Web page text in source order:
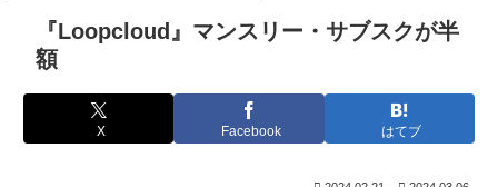
『Loopcloud』マンスリー・サブスクが半
額
X Facebook はてブ